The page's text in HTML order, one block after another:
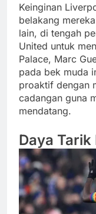
Keinginan
belakang
lain, di tengah
United untuk
Palace, Marc
pada bek muda
proaktif dengan
cadangan guna
mendatang.
Daya